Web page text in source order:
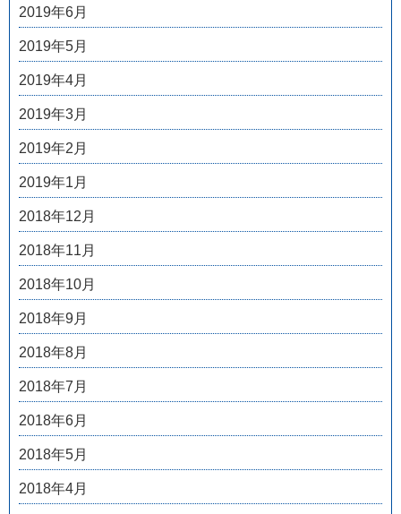
2019年6月
2019年5月
2019年4月
2019年3月
2019年2月
2019年1月
2018年12月
2018年11月
2018年10月
2018年9月
2018年8月
2018年7月
2018年6月
2018年5月
2018年4月